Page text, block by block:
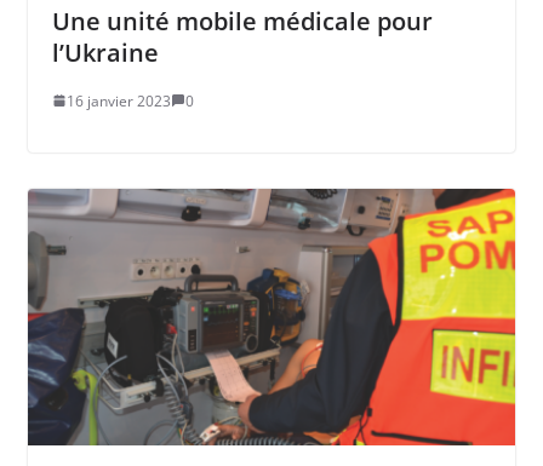
Une unité mobile médicale pour
l’Ukraine
16 janvier 2023 0